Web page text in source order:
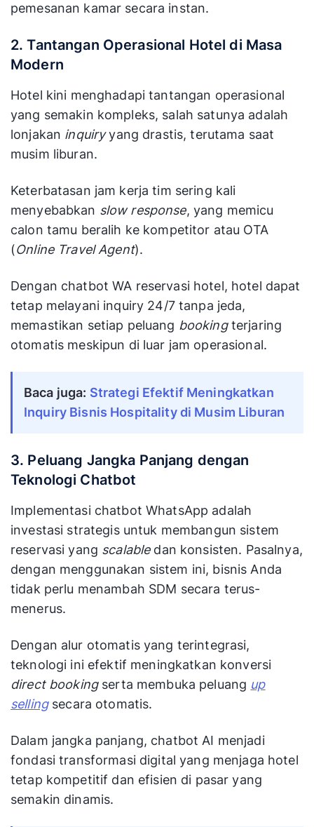
pemesanan kamar secara instan.
2. Tantangan Operasional Hotel di Masa
Modern
Hotel kini menghadapi tantangan operasional
yang semakin kompleks, salah satunya adalah
lonjakan inquiryyang drastis, terutama saat
musim liburan.
Keterbatasan jam kerja tim sering kali
menyebabkan slow response, yang memicu
calon tamu beralih ke kompetitor atau OTA
(Online Travel Agent).
Dengan chatbot WA reservasi hotel, hotel dapat
tetap melayani inquiry 24/7 tanpa jeda,
memastikan setiap peluang bookingterjaring
otomatis meskipun di luar jam operasional.
Baca juga: Strategi Efektif Meningkatkan
Inquiry Bisnis Hospitality di Musim Liburan
3. Peluang Jangka Panjang dengan
Teknologi Chatbot
Implementasi chatbot WhatsApp adalah
investasi strategis untuk membangun sistem
reservasi yang scalabledan konsisten. Pasalnya,
dengan menggunakan sistem ini, bisnis Anda
tidak perlu menambah SDM secara terus-
menerus.
Dengan alur otomatis yang terintegrasi,
teknologi ini efektif meningkatkan konversi
direct bookingserta membuka peluang up
sellingsecara otomatis.
Dalam jangka panjang, chatbot AI menjadi
fondasi transformasi digital yang menjaga hotel
tetap kompetitif dan efisien di pasar yang
semakin dinamis.